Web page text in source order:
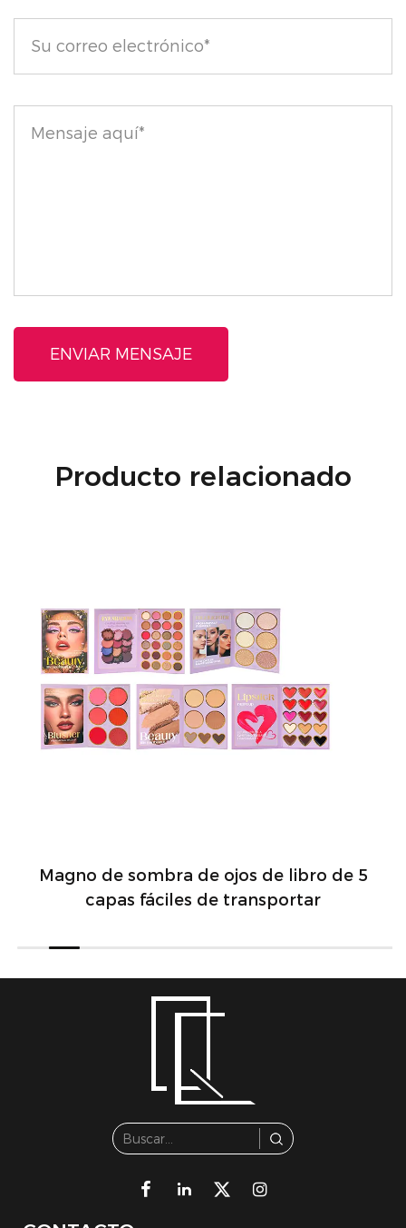
cada vez que lo aplicas.
¡Con Natural Glow y Mood Boosting Heart Blush,
consigue un cutis resplandeciente y una persona más
feliz!
Producto relacionado
Magno de sombra de ojos de libro de 5
capas fáciles de transportar